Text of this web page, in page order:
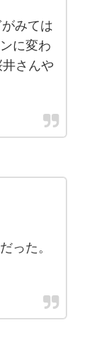
みては
に変わ
さんや
った。